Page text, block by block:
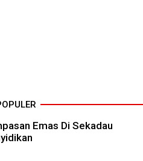
Emas Di Sekadau